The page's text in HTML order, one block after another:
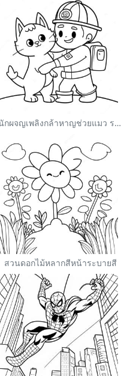
นักผจญเพลิงกล้าหาญช่วยแมว ระบายสี
สวนดอกไม้หลากสีหน้าระบายสี